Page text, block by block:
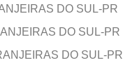
DO SUL-PR
DO SUL-PR
DO SUL-PR